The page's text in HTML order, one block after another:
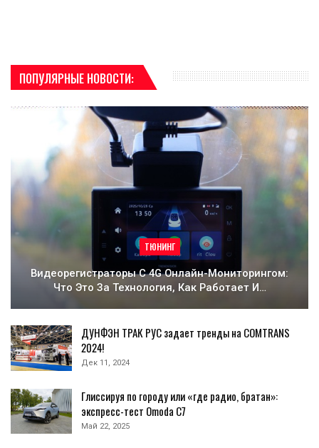
ПОПУЛЯРНЫЕ НОВОСТИ:
ТЮНИНГ
Видеорегистраторы С 4G Онлайн-Мониторингом:
Что Это За Технология, Как Работает И…
ДУНФЭН ТРАК РУС задает тренды на COMTRANS
2024!
Дек 11, 2024
Глиссируя по городу или «где радио, братан»:
экспресс-тест Omoda C7
Май 22, 2025